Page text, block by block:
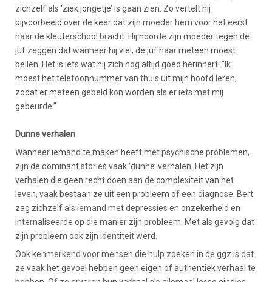
zichzelf als ‘ziek jongetje’ is gaan zien. Zo vertelt hij
bijvoorbeeld over de keer dat zijn moeder hem voor het eerst
naar de kleuterschool bracht. Hij hoorde zijn moeder tegen de
juf zeggen dat wanneer hij viel, de juf haar meteen moest
bellen. Het is iets wat hij zich nog altijd goed herinnert: “Ik
moest het telefoonnummer van thuis uit mijn hoofd leren,
zodat er meteen gebeld kon worden als er iets met mij
gebeurde.”
Dunne verhalen
Wanneer iemand te maken heeft met psychische problemen,
zijn de dominant stories vaak ‘dunne’ verhalen. Het zijn
verhalen die geen recht doen aan de complexiteit van het
leven, vaak bestaan ze uit een probleem of een diagnose. Bert
zag zichzelf als iemand met depressies en onzekerheid en
internaliseerde op die manier zijn probleem. Met als gevolg dat
zijn probleem ook zijn identiteit werd.
Ook kenmerkend voor mensen die hulp zoeken in de ggz is dat
ze vaak het gevoel hebben geen eigen of authentiek verhaal te